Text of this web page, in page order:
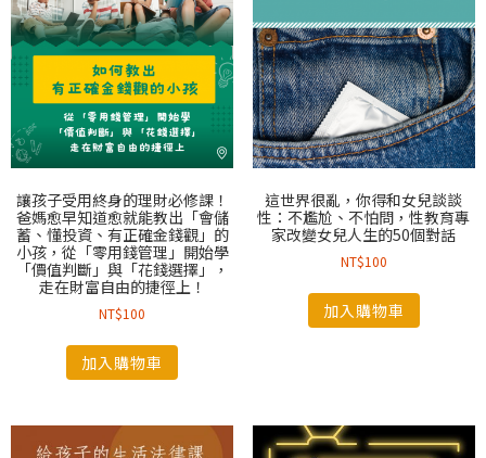
讓孩子受用終身的理財必修課！
爸媽愈早知道愈就能教出「會儲
蓄、懂投資、有正確金錢觀」的
小孩，從「零用錢管理」開始學
「價值判斷」與「花錢選擇」，
走在財富自由的捷徑上！
NT$100
加入購物車
這世界很亂，你得和女兒談談
性：不尷尬、不怕問，性教育專
家改變女兒人生的50個對話
NT$100
加入購物車